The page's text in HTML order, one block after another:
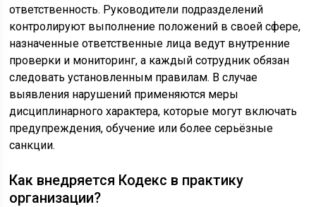
ответственность. Руководители подразделений
контролируют выполнение положений в своей сфере,
назначенные ответственные лица ведут внутренние
проверки и мониторинг, а каждый сотрудник обязан
следовать установленным правилам. В случае
выявления нарушений применяются меры
дисциплинарного характера, которые могут включать
предупреждения, обучение или более серьёзные
санкции.
Как внедряется Кодекс в практику
организации?